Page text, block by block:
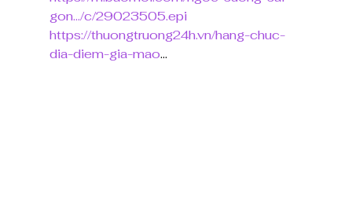
gon.../c/29023505.epi
https://thuongtruong24h.vn/hang-chuc-
dia-diem-gia-mao...